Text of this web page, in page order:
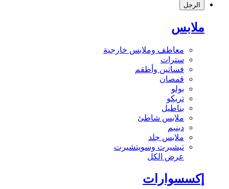
الرجل
ملابس
معاطف وملابس خارجية
سترات
فساتين وأطقم
قمصان
بولو
تريكو
بناطيل
ملابس شاطئ
دينيم
ملابس جلد
تيشيرت وسويتشيرت
عرض الكل
إكسسوارات